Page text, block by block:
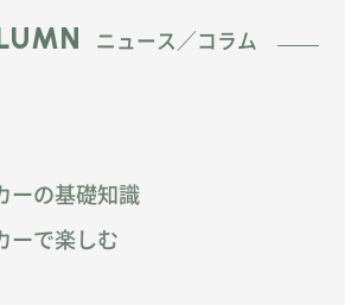
ニュース／コラム
ーの基礎知識
ーで楽しむ